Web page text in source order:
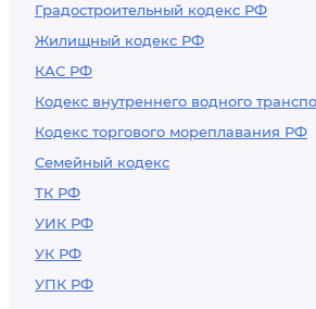
Градостроительный кодекс РФ
Жилищный кодекс РФ
КАС РФ
Кодекс внутреннего водного
Кодекс торгового мореплавания РФ
Семейный кодекс
ТК РФ
УИК РФ
УК РФ
УПК РФ